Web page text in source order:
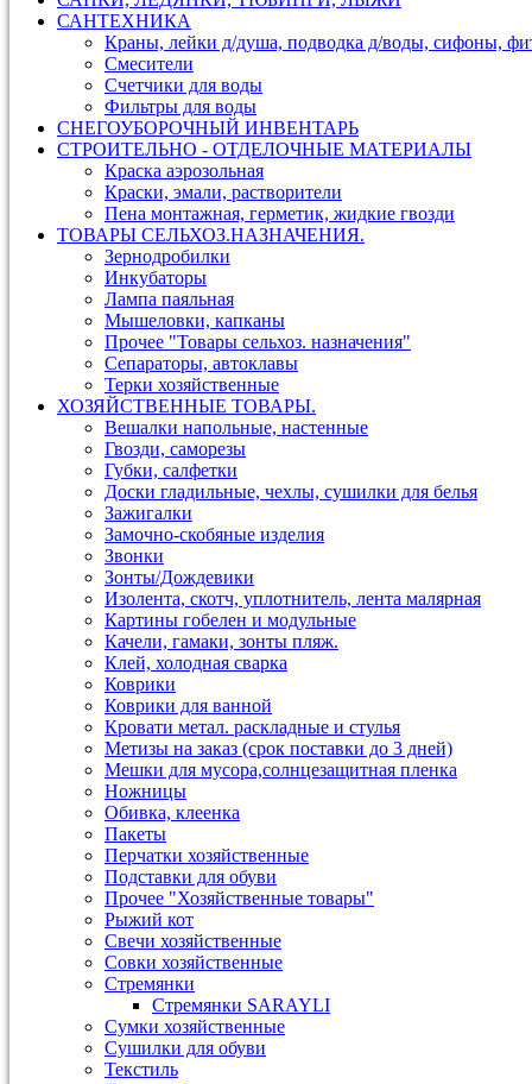
САНТЕХНИКА
Краны, лейки д/душа, подводка д/воды, сифоны,
Смесители
Счетчики для воды
Фильтры для воды
СНЕГОУБОРОЧНЫЙ ИНВЕНТАРЬ
СТРОИТЕЛЬНО - ОТДЕЛОЧНЫЕ МАТЕРИАЛЫ
Краска аэрозольная
Краски, эмали, растворители
Пена монтажная, герметик, жидкие гвозди
ТОВАРЫ СЕЛЬХОЗ.НАЗНАЧЕНИЯ.
Зернодробилки
Инкубаторы
Лампа паяльная
Мышеловки, капканы
Прочее "Товары сельхоз. назначения"
Сепараторы, автоклавы
Терки хозяйственные
ХОЗЯЙСТВЕННЫЕ ТОВАРЫ.
Вешалки напольные, настенные
Гвозди, саморезы
Губки, салфетки
Доски гладильные, чехлы, сушилки для белья
Зажигалки
Замочно-скобяные изделия
Звонки
Зонты/Дождевики
Изолента, скотч, уплотнитель, лента малярная
Картины гобелен и модульные
Качели, гамаки, зонты пляж.
Клей, холодная сварка
Коврики
Коврики для ванной
Кровати метал. раскладные и стулья
Метизы на заказ (срок поставки до 3 дней)
Мешки для мусора,солнцезащитная пленка
Ножницы
Обивка, клеенка
Пакеты
Перчатки хозяйственные
Подставки для обуви
Прочее "Хозяйственные товары"
Рыжий кот
Свечи хозяйственные
Совки хозяйственные
Стремянки
Стремянки SARAYLI
Сумки хозяйственные
Сушилки для обуви
Текстиль